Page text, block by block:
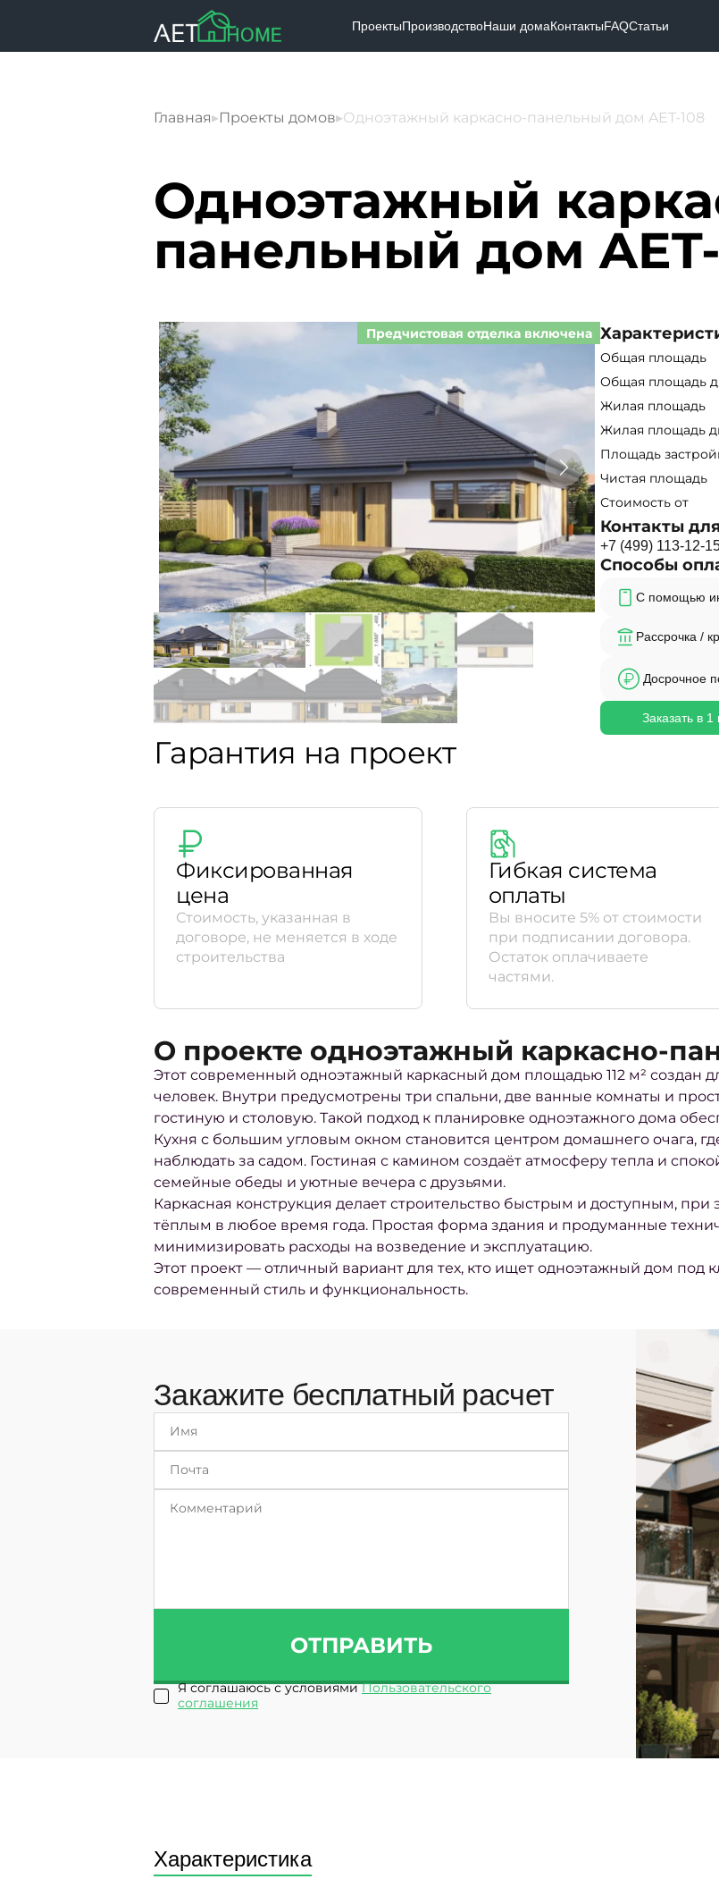
ПроектыПроизводствоНаши домаКонтактыFAQСтатьи
Главная▸Проекты домов▸Одноэтажный каркасно-панельный дом AET-108
Одноэтажный
панельный дом
Общая площадь
Общая площадь
Жилая площадь
Жилая площадь
Площадь
Чистая площадь
Стоимость от
Контакты
+7 (499) 113-12-1
Способы
С помощью
Рассрочка /
Досрочное
Заказать в 1
Предчистовая отделка включена
Гарантия на проект
Фиксированная
цена
Стоимость, указанная в
договоре, не меняется в ходе
строительства
Гибкая система
оплаты
Вы вносите 5% от стоимости
при подписании договора.
Остаток оплачиваете
частями.
О проекте одноэтажный каркасно-
Этот современный одноэтажный каркасный дом площадью 112 м² создан
человек. Внутри предусмотрены три спальни, две ванные комнаты и
гостиную и столовую. Такой подход к планировке одноэтажного дома
Кухня с большим угловым окном становится центром домашнего очага,
наблюдать за садом. Гостиная с камином создаёт атмосферу тепла и
семейные обеды и уютные вечера с друзьями.
Каркасная конструкция делает строительство быстрым и доступным,
тёплым в любое время года. Простая форма здания и продуманные
минимизировать расходы на возведение и эксплуатацию.
Этот проект — отличный вариант для тех, кто ищет одноэтажный дом под
современный стиль и функциональность.
Закажите бесплатный расчет
ОТПРАВИТЬ
Я соглашаюсь с условиямиПользовательского
соглашения
Характеристика